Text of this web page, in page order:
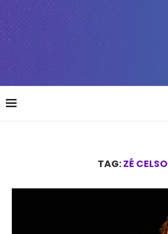
TAG:ZÉ CELSO